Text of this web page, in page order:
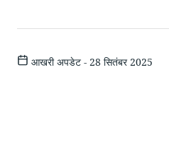
आखरी अपडेट - 28 सितंबर 2025